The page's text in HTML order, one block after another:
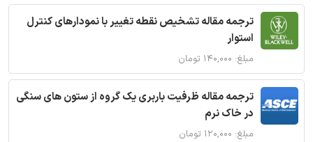
ترجمه مقاله تشخیص نقطه تغییر با نمودارهای کنترل
استوار
مبلغ: ۱۴۰,۰۰۰ تومان
ترجمه مقاله ظرفیت باربری یک گروه از ستون های سنگی
در خاک نرم
مبلغ: ۱۲۰,۰۰۰ تومان